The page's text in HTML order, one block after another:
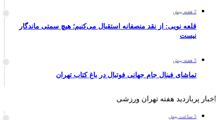
2 هفته پیش
قلعه نویی: از نقد منصفانه استقبال می‌کنیم؛ هیچ سمتی ماندگار
نیست
3 هفته پیش
تماشای فینال جام جهانی فوتبال در باغ کتاب تهران
اخبار پربازدید هفته تهران ورزشی
3 ساعت پیش